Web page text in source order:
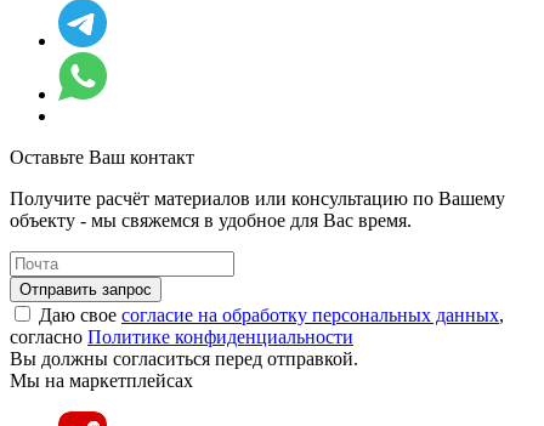
Оставьте Ваш контакт
Получите расчёт материалов или консультацию по Вашему
объекту - мы свяжемся в удобное для Вас время.
Отправить запрос
Даю свое согласие на обработку персональных данных,
согласно Политике конфиденциальности
Вы должны согласиться перед отправкой.
Мы на маркетплейсах